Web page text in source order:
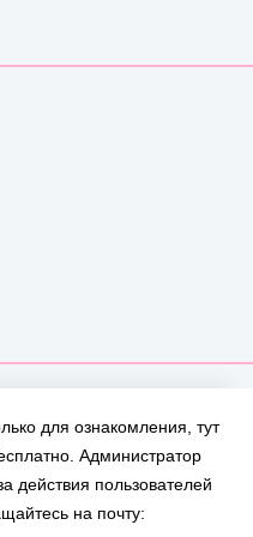
для ознакомления, тут
Администратор
действия пользователей
на почту: